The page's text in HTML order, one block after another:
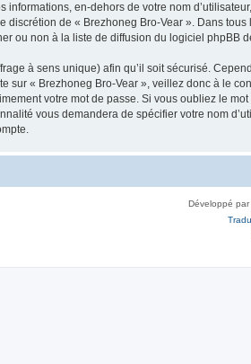
informations, en-dehors de votre nom
discrétion de « Brezhoneg Bro-Vear ». Dans
ou non à la liste de diffusion du logiciel phpBB
à sens unique) afin qu’il soit sécurisé.
sur « Brezhoneg Bro-Vear », veillez donc à le
votre mot de passe. Si vous oubliez le
vous demandera de spécifier votre nom
Développé par